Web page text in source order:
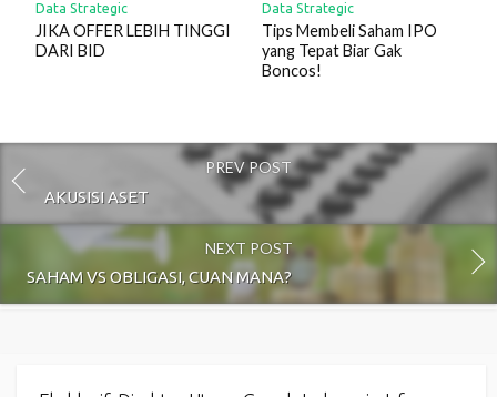
Data Strategic
JIKA OFFER LEBIH TINGGI
DARI BID
Data Strategic
Tips Membeli Saham IPO
yang Tepat Biar Gak
Boncos!
PREV POST
AKUSISI ASET
NEXT POST
SAHAM VS OBLIGASI, CUAN MANA?